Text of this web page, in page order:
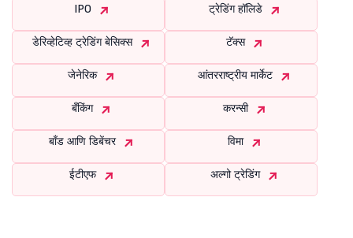
IPO ट्रेडिंग हॉलिडे
डेरिव्हेटिव्ह ट्रेडिंग बेसिक्स टॅक्स
जेनेरिक आंतरराष्ट्रीय मार्केट
बँकिंग करन्सी
बाँड आणि डिबेंचर विमा
ईटीएफ अल्गो ट्रेडिंग